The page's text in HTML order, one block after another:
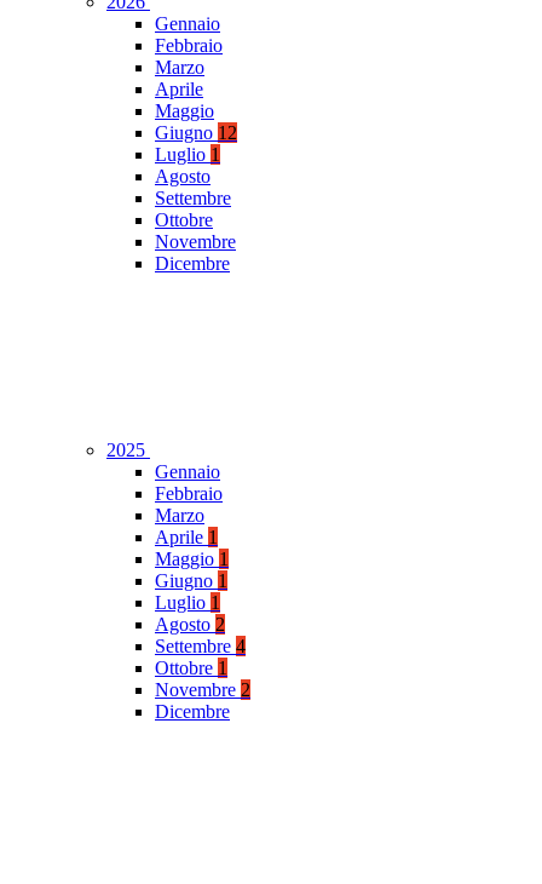
Gennaio
Febbraio
Marzo
Aprile
Maggio
Giugno 12
Luglio 1
Agosto
Settembre
Ottobre
Novembre
Dicembre
2025
Gennaio
Febbraio
Marzo
Aprile 1
Maggio 1
Giugno 1
Luglio 1
Agosto 2
Settembre 4
Ottobre 1
Novembre 2
Dicembre